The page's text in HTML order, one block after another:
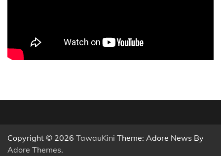
Copyright © 2026 TawauKini Theme: Adore News By
Adore Themes.